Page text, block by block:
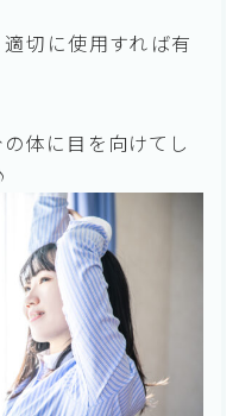
切に使用すれば有
体に目を向けてし